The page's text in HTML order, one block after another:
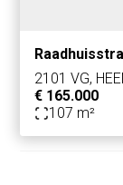
2101 VG,
€ 165.000
107 m²